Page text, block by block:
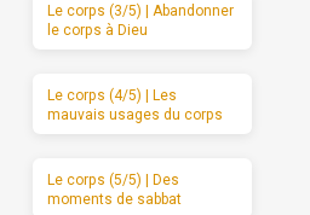
Le corps (3/5) | Abandonner
le corps à Dieu
Le corps (4/5) | Les
mauvais usages du corps
Le corps (5/5) | Des
moments de sabbat